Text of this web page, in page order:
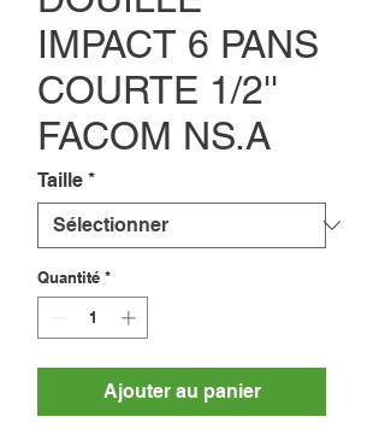
IMPACT 6 PANS
COURTE 1/2''
FACOM NS.A
Taille *
Quantité *
Ajouter au panier